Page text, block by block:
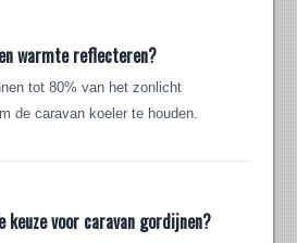
warmte reflecteren?
tot 80% van het zonlicht
de caravan koeler te houden.
keuze voor caravan gordijnen?